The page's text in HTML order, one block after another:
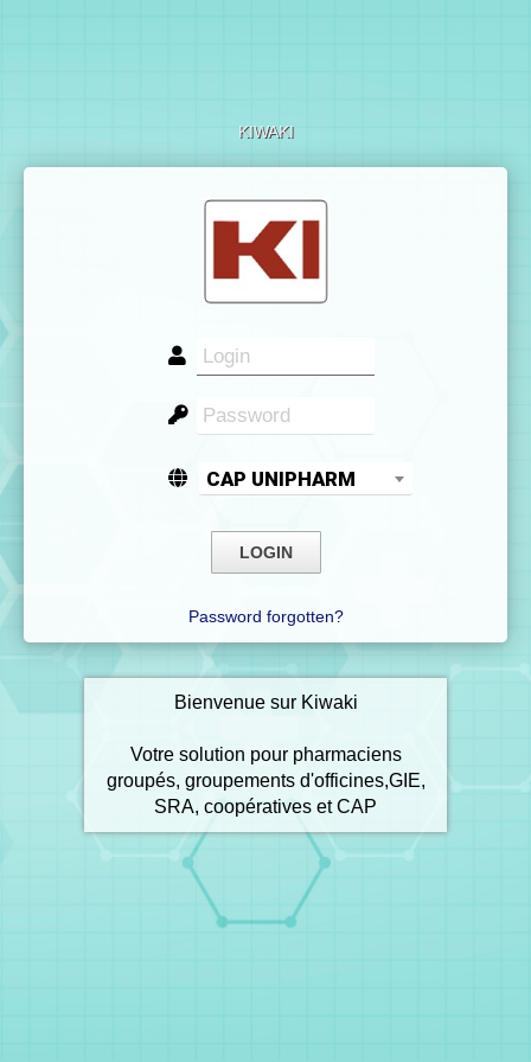
KIWAKI
CAP UNIPHARM
Password forgotten?
Bienvenue sur Kiwaki
Votre solution pour pharmaciens
groupés, groupements d'officines,GIE,
SRA, coopératives et CAP